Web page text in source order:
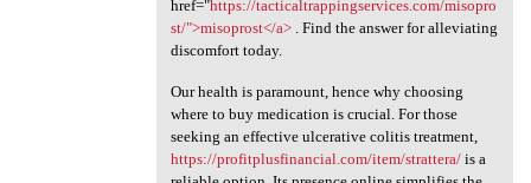
href="https://tacticaltrappingservices.com/misopro
st/">misoprost</a>. Find the answer for alleviating
discomfort today.
Our health is paramount, hence why choosing
where to buy medication is crucial. For those
seeking an effective ulcerative colitis treatment,
https://profitplusfinancial.com/item/strattera/is a